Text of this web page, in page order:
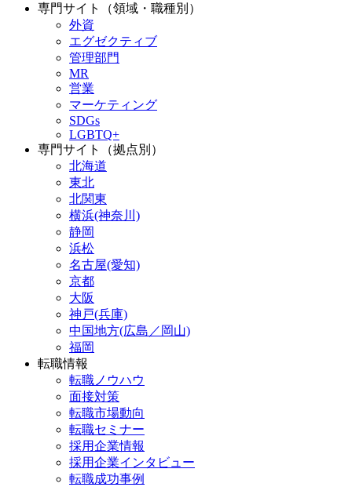
専門サイト（領域・職種別）
外資
エグゼクティブ
管理部門
MR
営業
マーケティング
SDGs
LGBTQ+
専門サイト（拠点別）
北海道
東北
北関東
横浜(神奈川)
静岡
浜松
名古屋(愛知)
京都
大阪
神戸(兵庫)
中国地方(広島／岡山)
福岡
転職情報
転職ノウハウ
面接対策
転職市場動向
転職セミナー
採用企業情報
採用企業インタビュー
転職成功事例